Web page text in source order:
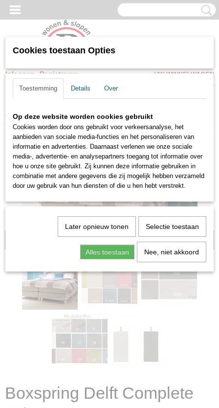
Inloggen Registreren
UW WINKELWAGEN
(0)
Home > Boxspring Vlakke boxsprings
Boxspring Delft Complete
set
Boxspring Delft Complete
Cookies toestaan Opties
Toestemming Details Over
Op deze website worden cookies gebruikt
Cookies worden door ons gebruikt voor verkeersanalyse, het
aanbieden van sociale media-functies en het personaliseren van
informatie en advertenties. Daarnaast verlenen we onze sociale
media-, advertentie- en analysepartners toegang tot informatie over
hoe u onze site gebruikt. Zij kunnen deze informatie gebruiken in
combinatie met andere gegevens die zij mogelijk hebben verzameld
door uw gebruik van hun diensten of die u hen hebt verstrekt.
Later opnieuw tonen Selectie toestaan
Alles toestaan Nee, niet akkoord